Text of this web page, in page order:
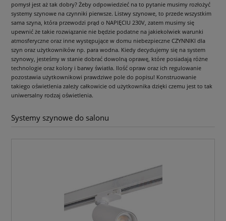
pomysł jest aż tak dobry? Żeby odpowiedzieć na to pytanie musimy rozłożyć
systemy szynowe na czynniki pierwsze. Listwy szynowe, to przede wszystkim
sama szyna, która przewodzi prąd o NAPIĘCIU 230V, zatem musimy się
upewnić że takie rozwiązanie nie będzie podatne na jakiekolwiek warunki
atmosferyczne oraz inne występujące w domu niebezpieczne CZYNNIKI dla
szyn oraz użytkowników np. para wodna. Kiedy decydujemy się na system
szynowy, jesteśmy w stanie dobrać dowolną oprawę, które posiadają różne
technologie oraz kolory i barwy światła. Ilość opraw oraz ich regulowanie
pozostawia użytkownikowi prawdziwe pole do popisu! Konstruowanie
takiego oświetlenia zależy całkowicie od użytkownika dzięki czemu jest to tak
uniwersalny rodzaj oświetlenia.
Systemy szynowe do salonu